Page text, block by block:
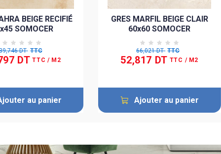
BEIGE RECIFIÉ
SOMOCER
DT TTC
DT TTC / M2
au panier
GRES MARFIL BEIGE CLAIR
60x60 SOMOCER
66,021 DT TTC
52,817 DT TTC / M2
Ajouter au panier